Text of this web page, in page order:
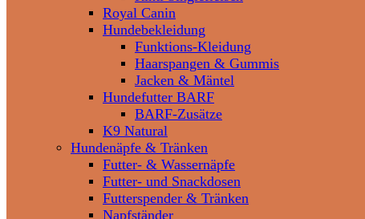
Royal Canin
Hundebekleidung
Funktions-Kleidung
Haarspangen & Gummis
Jacken & Mäntel
Hundefutter BARF
BARF-Zusätze
K9 Natural
Hundenäpfe & Tränken
Futter- & Wassernäpfe
Futter- und Snackdosen
Futterspender & Tränken
Napfständer